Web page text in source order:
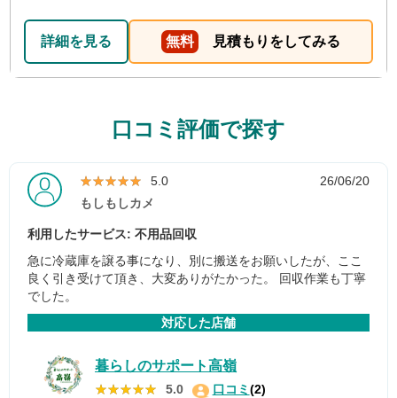
詳細を見る 無料 見積もりをしてみる
口コミ評価で探す
★★★★★
★★★★★ 5.0
26/06/20
もしもしカメ
利用したサービス: 不用品回収
急に冷蔵庫を譲る事になり、別に搬送をお願いしたが、ここ
良く引き受けて頂き、大変ありがたかった。 回収作業も丁寧
でした。
対応した店舗
暮らしのサポート高嶺
★★★★★
★★★★★ 5.0 口コミ(2)